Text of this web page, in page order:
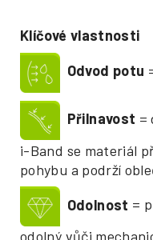
Klíčové vlastnosti
Odvod potu
Přilnavost =
i-Band se materiál
pohybu a podrží
Odolnost =
odolný vůči